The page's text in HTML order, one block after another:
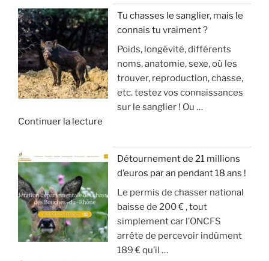
o
u
s
a
r
r
i
»
h
a
s
s
e
(
m
r
a
t
e
u
r
d
e
a
u
s
a
n
g
r
a
n
d
g
i
b
«
I
N
V
A
S
S
D
E
S
A
N
G
Tu chasses le sanglier, mais le
connais tu vraiment ?
Poids, longévité, différents
noms, anatomie, sexe, où les
trouver, reproduction, chasse,
etc. testez vos connaissances
sur le sanglier ! Ou …
Continuer la lecture
T
u
c
h
a
Détournement de 21 millions
d’euros par an pendant 18 ans !
Le permis de chasser national
baisse de 200 € , tout
simplement car l’ONCFS
arrête de percevoir indûment
189 € qu’il …